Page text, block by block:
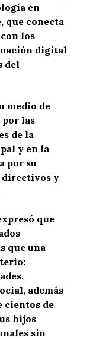
en
que conecta
los
digital
del
medio de
las
de la
y en la
por su
directivos y
que
que una
además
cientos de
hijos
sin